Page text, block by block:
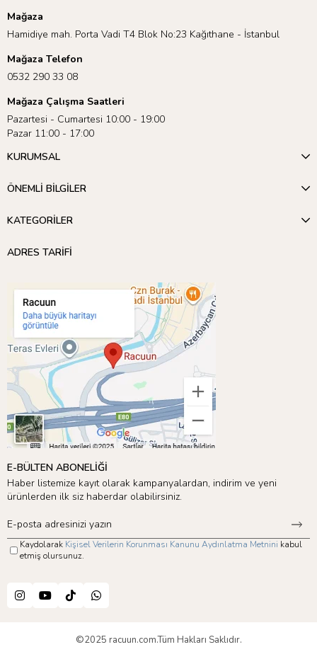
Mağaza
Hamidiye mah. Porta Vadi T4 Blok No:23 Kağıthane - İstanbul
Mağaza Telefon
0532 290 33 08
Mağaza Çalışma Saatleri
Pazartesi - Cumartesi 10:00 - 19:00
Pazar 11:00 - 17:00
KURUMSAL
ÖNEMLİ BİLGİLER
KATEGORİLER
ADRES TARİFİ
E-BÜLTEN ABONELİĞİ
Haber listemize kayıt olarak kampanyalardan, indirim ve yeni
ürünlerden ilk siz haberdar olabilirsiniz.
Kaydolarak Kişisel Verilerin Korunması Kanunu Aydınlatma Metnini kabul
etmiş olursunuz.
©2025 racuun.com.Tüm Hakları Saklıdır.